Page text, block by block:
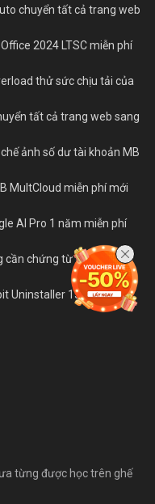
chuyển tất cả trang web
2024 LTSC miễn phí
thử sức chịu tải của
tất cả trang web sang
ảnh số dư tài khoản MB
MultCloud miễn phí mới
AI Pro 1 năm miễn phí
cần chứng từ trên eTax
Uninstaller 15 PRO miễn
từng được học trên ghế